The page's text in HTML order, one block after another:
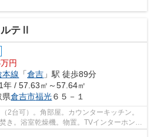
テⅡ
万円
本線 「倉吉 」駅 徒歩89分
年 / 57.63㎡～57.64㎡
県倉吉市福光６５－１
2台可）。角部屋。カウンターキッチン。
き。浴室乾燥機。物置。TVインターホン。
南向き...